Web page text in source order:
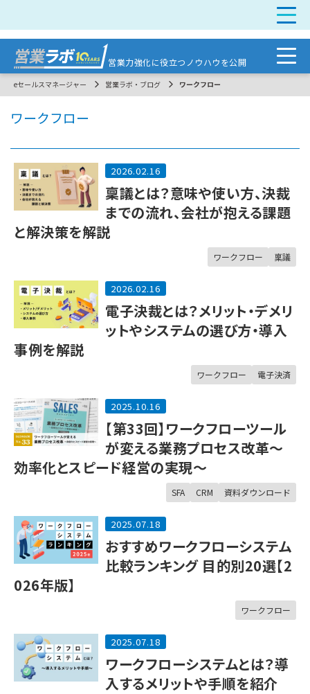
営業力強化に役立つノウハウを公開
eセールスマネージャー 営業ラボ・ブログ ワークフロー
ワークフロー
2026.02.16
稟議とは？意味や使い方、決裁
までの流れ、会社が抱える課題
と解決策を解説
ワークフロー 稟議
2026.02.16
電子決裁とは？メリット・デメリ
ットやシステムの選び方・導入
事例を解説
ワークフロー 電子決済
2025.10.16
【第33回】ワークフローツール
が変える業務プロセス改革～
効率化とスピード経営の実現～
SFA CRM 資料ダウンロード
2025.07.18
おすすめワークフローシステム
比較ランキング 目的別20選【2
026年版】
ワークフロー
2025.07.18
ワークフローシステムとは？導
入するメリットや手順を紹介